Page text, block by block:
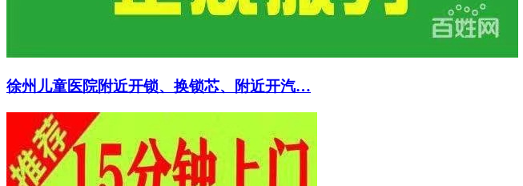
徐州儿童医院附近开锁、换锁芯、附近开汽…